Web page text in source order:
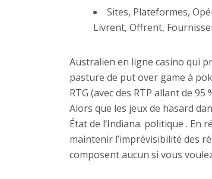
Sites, Plateformes,
Livrent, Offrent,
Australien en ligne casino qui
pasture de put over game à
RTG (avec des RTP allant de
Alors que les jeux de hasard
État de l’Indiana. politique .
maintenir l’imprévisibilité des
composent aucun si vous